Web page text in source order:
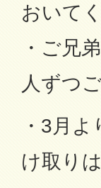
おいて
・ご兄
人ずつ
・3月
け取り